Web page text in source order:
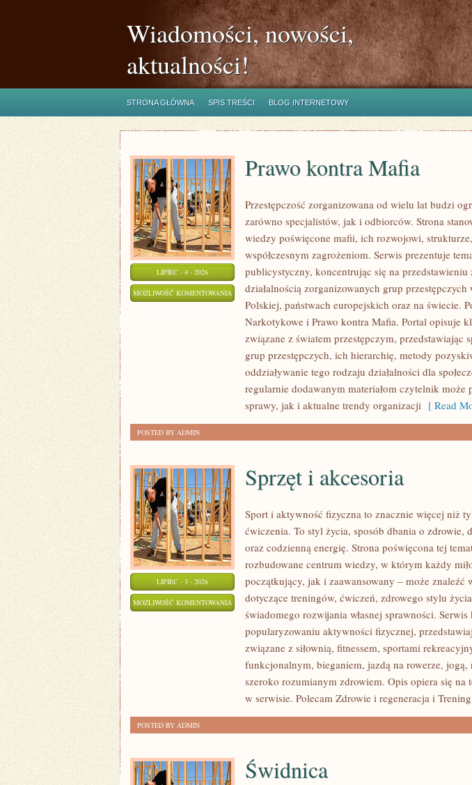
Wiadomości, nowości,
aktualności!
STRONA GŁÓWNA SPIS TREŚCI BLOG INTERNETOWY
LIPIEC - 4 - 2026
MOŻLIWOŚĆ KOMENTOWANIA PRAWO
KONTRA
MAFIA
Prawo kontra Mafia
Przestępczość zorganizowana od wielu lat budzi
zarówno specjalistów, jak i odbiorców. Strona
wiedzy poświęcone mafii, ich rozwojowi,
współczesnym zagrożeniom. Serwis prezentuje
publicystyczny, koncentrując się na
działalnością zorganizowanych grup
Polskiej, państwach europejskich oraz na świecie.
Narkotykowe i Prawo kontra Mafia. Portal opisuje
związane z światem przestępczym, przedstawiając
grup przestępczych, ich hierarchię, metody
oddziaływanie tego rodzaju działalności dla
regularnie dodawanym materiałom czytelnik może
sprawy, jak i aktualne trendy organizacji [ Read
POSTED BY ADMIN
LIPIEC - 3 - 2026
MOŻLIWOŚĆ KOMENTOWANIA SPRZĘT
AKCESORIA
Sprzęt i akcesoria
Sport i aktywność fizyczna to znacznie więcej niż
ćwiczenia. To styl życia, sposób dbania o zdrowie,
oraz codzienną energię. Strona poświęcona tej
rozbudowane centrum wiedzy, w którym każdy
początkujący, jak i zaawansowany – może znaleźć
dotyczące treningów, ćwiczeń, zdrowego stylu
świadomego rozwijania własnej sprawności.
popularyzowaniu aktywności fizycznej,
związane z siłownią, fitnessem, sportami
funkcjonalnym, bieganiem, jazdą na rowerze, jogą,
szeroko rozumianym zdrowiem. Opis opiera się na
w serwisie. Polecam Zdrowie i regeneracja i Trening
POSTED BY ADMIN
Świdnica